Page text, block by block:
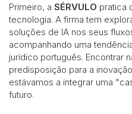
Primeiro, a SÉRVULO pratica
tecnologia. A firma tem
soluções de IA nos seus
acompanhando uma
jurídico português. Encontrar
predisposição para a
estávamos a integrar uma
futuro.